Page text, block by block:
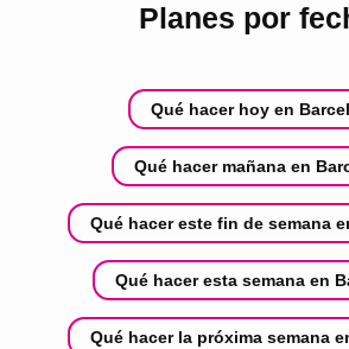
Planes por
Qué hacer hoy en
Qué hacer mañana en
Qué hacer este fin de semana
Qué hacer esta semana en
Qué hacer la próxima semana